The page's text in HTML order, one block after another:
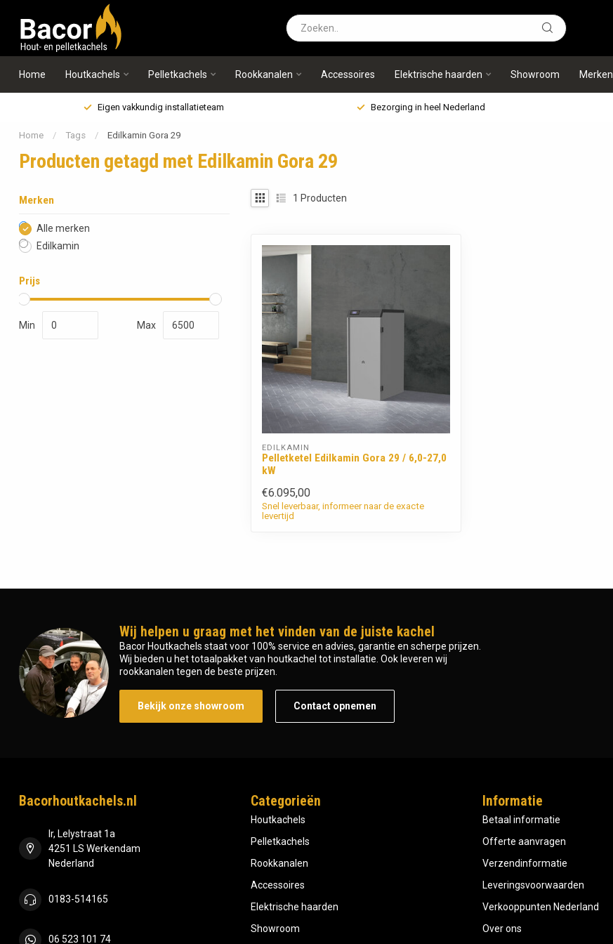
Home Houtkachels Pelletkachels Rookkanalen Accessoires Elektrische haarden Showroom Merken
Eigen vakkundig installatieteam Bezorging in heel Nederland
Home / Tags / Edilkamin Gora 29
Producten getagd met Edilkamin Gora 29
Merken
Alle merken
Edilkamin
Prijs
Min Max
1 Producten
EDILKAMIN
Pelletketel Edilkamin Gora 29 / 6,0-27,0
kW
€6.095,00
Snel leverbaar, informeer naar de exacte
levertijd
Wij helpen u graag met het vinden van de juiste kachel
Bacor Houtkachels staat voor 100% service en advies, garantie en scherpe prijzen.
Wij bieden u het totaalpakket van houtkachel tot installatie. Ook leveren wij
rookkanalen tegen de beste prijzen.
Bekijk onze showroom Contact opnemen
Bacorhoutkachels.nl
Ir, Lelystraat 1a
4251 LS Werkendam
Nederland
0183-514165
06 523 101 74
Categorieën
Houtkachels
Pelletkachels
Rookkanalen
Accessoires
Elektrische haarden
Showroom
Informatie
Betaal informatie
Offerte aanvragen
Verzendinformatie
Leveringsvoorwaarden
Verkooppunten Nederland
Over ons